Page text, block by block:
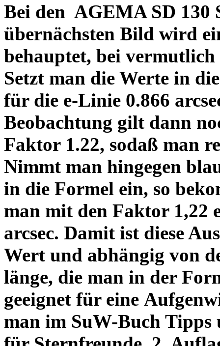
Bei den AGEMA SD 130
übernächsten Bild wird
behauptet, bei vermutlich
Setzt man die Werte in
für die e-Linie 0.866
Beobachtung gilt dann
Faktor 1.22, sodaß man
Nimmt man hingegen
in die Formel ein, so
man mit den Faktor 1,22
arcsec. Damit ist diese
Wert und abhängig von
länge, die man in der
geeignet für eine
man im SuW-Buch Tipps